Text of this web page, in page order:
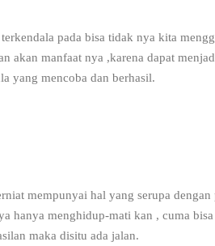
pada bisa tidak nya kita
akan manfaat nya ,karena dapat
yang mencoba dan berhasil.
mempunyai hal yang serupa
hanya menghidup-mati kan , cuma
maka disitu ada jalan.